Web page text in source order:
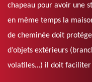
chapeau pour avoir une
en même temps la
de cheminée doit
d’objets extérieurs
volatiles…) il doit faciliter